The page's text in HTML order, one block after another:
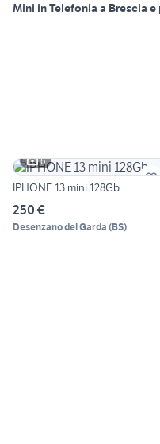
Mini in Telefonia a Brescia
6
IPHONE 13 mini 128Gb
250 €
Desenzano del Garda (BS)